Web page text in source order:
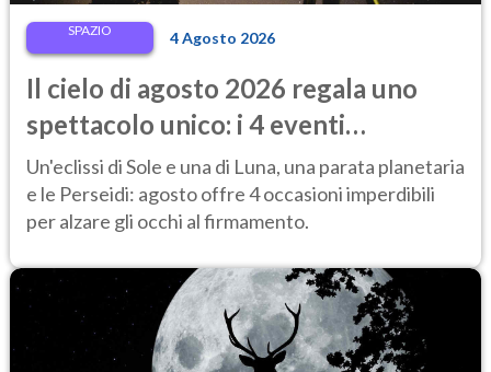
SPAZIO 4 Agosto 2026
Il cielo di agosto 2026 regala uno
spettacolo unico: i 4 eventi
astronomici da vedere
Un'eclissi di Sole e una di Luna, una parata planetaria
e le Perseidi: agosto offre 4 occasioni imperdibili
per alzare gli occhi al firmamento.